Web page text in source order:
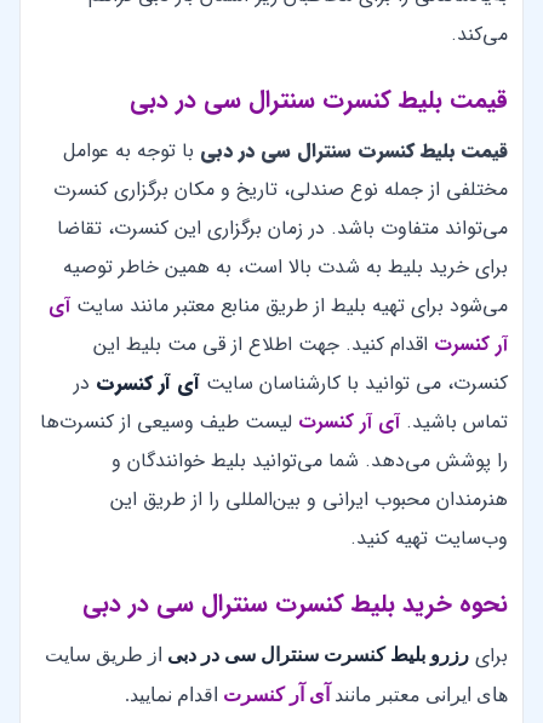
می‌کند.
قیمت بلیط کنسرت سنترال سی در دبی
قیمت بلیط کنسرت سنترال سی در دبی با توجه به عوامل
مختلفی از جمله نوع صندلی، تاریخ و مکان برگزاری کنسرت
می‌تواند متفاوت باشد. در زمان برگزاری این کنسرت، تقاضا
برای خرید بلیط به شدت بالا است، به همین خاطر توصیه
می‌شود برای تهیه بلیط از طریق منابع معتبر مانند سایتآی
آر کنسرت اقدام کنید. جهت اطلاع از قی مت بلیط این
کنسرت، می توانید با کارشناسان سایت آی آر کنسرت در
تماس باشید.آی آر کنسرت لیست طیف وسیعی از کنسرت‌ها
را پوشش می‌دهد. شما می‌توانید بلیط خوانندگان و
هنرمندان محبوب ایرانی و بین‌المللی را از طریق این
وب‌سایت تهیه کنید.
نحوه خرید بلیط کنسرت سنترال سی در دبی
برای رزرو بلیط کنسرت سنترال سی در دبی از طریق سایت
های ایرانی معتبر مانند آی آر کنسرت اقدام نمایید.